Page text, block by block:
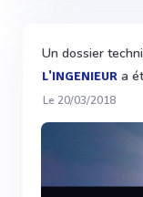
Un dossier
L'INGENIEUR a
Le 20/03/2018